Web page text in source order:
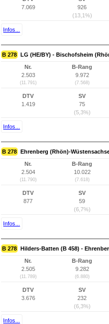
7.069
926
(13,1%)
Infos...
B 278 LG (HE/BY) - Bischofsheim
Nr.
2.503
(11.791)
B-Rang
9.972
(7.568)
DTV
1.419
SV
75
(5,3%)
Infos...
B 278 Ehrenberg (Rhön)-
Nr.
2.504
(11.790)
B-Rang
10.022
(7.618)
DTV
877
SV
59
(6,7%)
Infos...
B 278 Hilders-Batten (B 458) -
Nr.
2.505
(11.789)
B-Rang
9.282
(6.880)
DTV
3.676
SV
232
(6,3%)
Infos...